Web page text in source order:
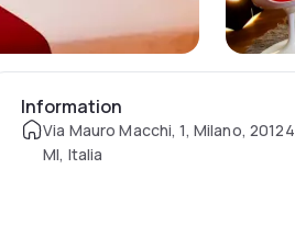
Information
Via Mauro Macchi, 1, Milano, 20124
MI, Italia